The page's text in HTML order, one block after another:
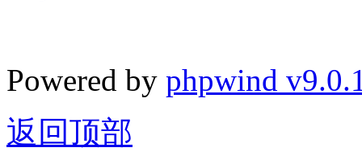
Powered by phpwind
返回顶部